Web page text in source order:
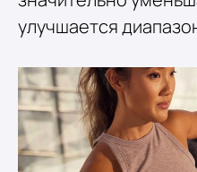
улучшается